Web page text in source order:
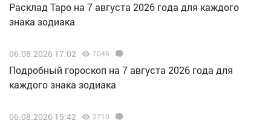
Расклад Таро на 7 августа 2026 года для каждого
знака зодиака
06.08.2026 17:02 7046
Подробный гороскоп на 7 августа 2026 года для
каждого знака зодиака
06.08.2026 15:42 2710